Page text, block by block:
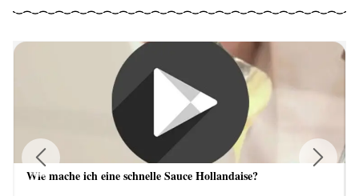
Wie mache ich eine schnelle Sauce Hollandaise?
Previous